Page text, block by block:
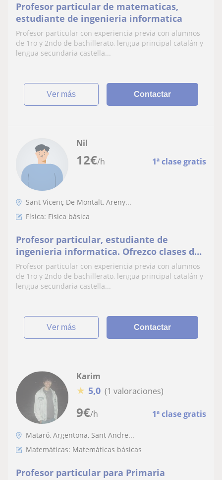
Profesor particular de matematicas,
estudiante de ingenieria informatica
Profesor particular con experiencia previa con alumnos
de 1ro y 2ndo de bachillerato, lengua principal catalán y
lengua secundaria castella...
ver más Contactar
12€/h 1ª clase gratis
Nil
Sant Vicenç De Montalt, Areny...
Física: Física básica
Profesor particular, estudiante de
ingenieria informatica. Ofrezco clases de
fisica a todos los niveles hasta 2ndo de
bachillerato
Profesor particular con experiencia previa con alumnos
de 1ro y 2ndo de bachillerato, lengua principal catalán y
lengua secundaria castella...
ver más Contactar
9€/h 1ª clase gratis
Karim
★ 5,0 (1 valoraciones)
Mataró, Argentona, Sant Andre...
Matemáticas: Matemáticas básicas
Profesor particular para Primaria